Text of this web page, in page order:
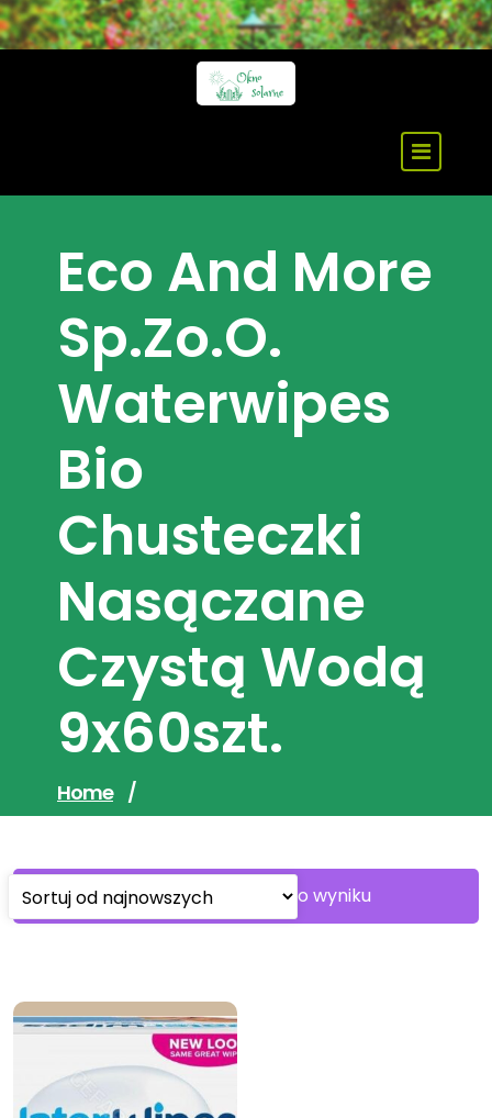
Skip
to
Eco And More
Sp.Zo.O.
Waterwipes
Bio
Chusteczki
Nasączane
Czystą Wodą
9x60szt.
Home /
Wyświetlanie jednego wyniku